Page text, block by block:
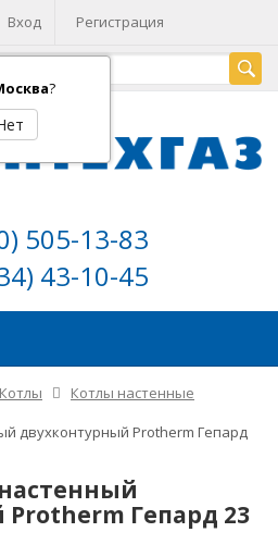
?
Вход Регистрация
505-13-83
43-10-45
Котлы
Котлы настенные
двухконтурный Protherm Гепард
Гепард 23